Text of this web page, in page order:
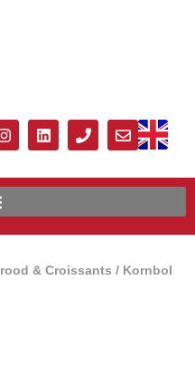
& Croissants / Kornbol